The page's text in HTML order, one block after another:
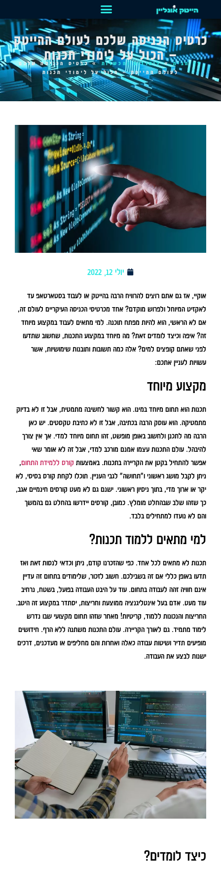
כרטיס הכניסה שלכם לעולם ההייטק
– הכול על לימודי תכנות
דף הבית»לימודים והכשרות »כרטיס הכניסה שלכם
לעולם ההייטק – הכול על לימודי תכנות
יולי 12, 2022
אוקיי, אז גם אתם רוצים להרוויח הרבה בהייטק או לעבוד בסטארטאפ עד
לאקזיט המיוחל ולפרוש מוקדם? אחד מכרטיסי הכניסה העיקריים לעולם זה,
אם לא הראשי, הוא להיות מפתח תוכנה. למי מתאים לעבוד במקצוע מיוחד
זה? איפה וכיצד לומדים זאת? מה מיוחד במקצוע התכנות, שחשוב שתדעו
לפני שאתם קופצים למים? אלה כמה תשובות ותובנות שימושיות, אשר
עשויות לעניין אתכם:
מקצוע מיוחד
תכנות הוא תחום מיוחד במינו. הוא קשור לחשיבה מתמטית, אבל זו לא בדיוק
מתמטיקה. הוא עוסק הרבה בכתיבה, אבל זו לא כתיבת טקסטים. יש כאן
הרבה מה לתכנן ולחשוב באופן מופשט, זהו תחום מיוחד למדי. אך אין צורך
להיבהל. עולם התכנות עצמו אמנם מורכב למדי, אבל זה לא אומר שאי
אפשר להתחיל בקטן את הקריירה בתכנות. באמצעות קורס ללמידת התחום,
ניתן לקבל מושג ראשוני ו"תחושה" לגבי העניין. תוכלו לקחת קורס בסיסי, לא
יקר או ארוך מדי, בתוך ניסיון ראשוני. ישנם גם לא מעט קורסים חינמיים אגב,
כך שזהו שלב שבהחלט מומלץ. כמובן, קורסים יידרשו בהחלט גם בהמשך
והם לא נועדו למתחילים בלבד.
למי מתאים ללמוד תכנות?
תכנות לא מתאים לכל אחד. כפי שהזכרנו קודם, ניתן וכדאי לנסות זאת ואז
תדעו באופן כללי אם זה בשבילכם. חשוב לזכור, שלימודים בתחום זה עדיין
אינם חוויה זהה לעבודה בתחום. עוד על היבט העבודה בפועל, בשטח, נרחיב
עוד מעט. אדם בעל אינטליגנציה ממוצעת וחריצות, יסתדר במקצוע זה היטב.
החריצות והנכונות ללמוד, קריטיות! מאחר שזהו תחום מקצועי שבו נדרש
לימוד מתמיד. גם לאורך הקריירה. עולם התכנות משתנה ללא הרף. חידושים
מופיעים תדיר ושיטות עבודה כאלה ואחרות והם מחליפים או מעדכנים, דרכים
ישנות לבצע את העבודה.
כיצד לומדים?